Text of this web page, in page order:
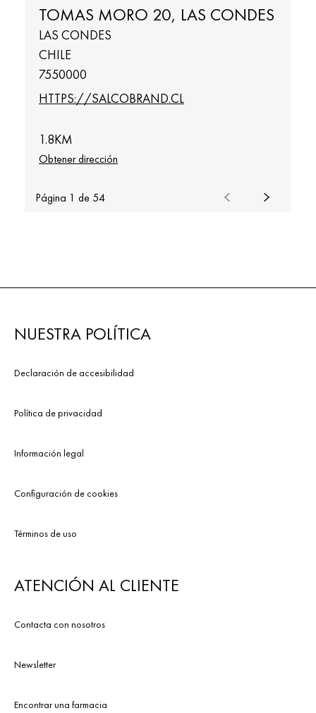
TOMAS MORO 20, LAS CONDES
LAS CONDES
CHILE
7550000
HTTPS://SALCOBRAND.CL
1.8KM
Obtener dirección
Página 1 de 54
NUESTRA POLÍTICA
Declaración de accesibilidad
Política de privacidad
Información legal
Configuración de cookies
Términos de uso
ATENCIÓN AL CLIENTE
Contacta con nosotros
Newsletter
Encontrar una farmacia